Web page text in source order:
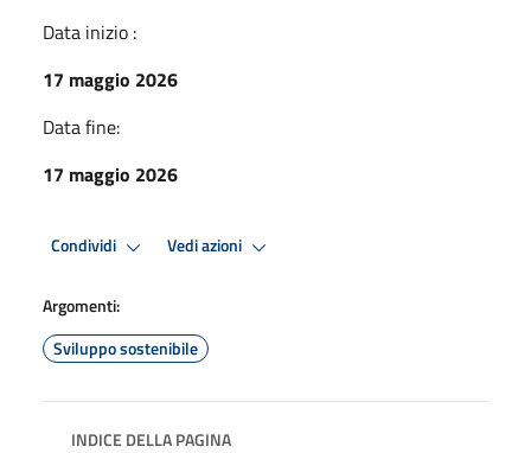
Data inizio :
17 maggio 2026
Data fine:
17 maggio 2026
Condividi Vedi azioni
Argomenti:
Sviluppo sostenibile
INDICE DELLA PAGINA